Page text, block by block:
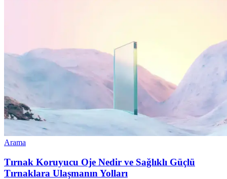
Arama
Tırnak Koruyucu Oje Nedir ve Sağlıklı Güçlü
Tırnaklara Ulaşmanın Yolları